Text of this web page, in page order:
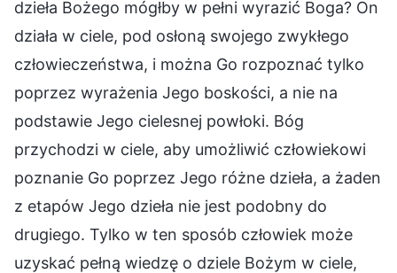
dzieła Bożego mógłby w pełni wyrazić Boga? On
działa w ciele, pod osłoną swojego zwykłego
człowieczeństwa, i można Go rozpoznać tylko
poprzez wyrażenia Jego boskości, a nie na
podstawie Jego cielesnej powłoki. Bóg
przychodzi w ciele, aby umożliwić człowiekowi
poznanie Go poprzez Jego różne dzieła, a żaden
z etapów Jego dzieła nie jest podobny do
drugiego. Tylko w ten sposób człowiek może
uzyskać pełną wiedzę o dziele Bożym w ciele,